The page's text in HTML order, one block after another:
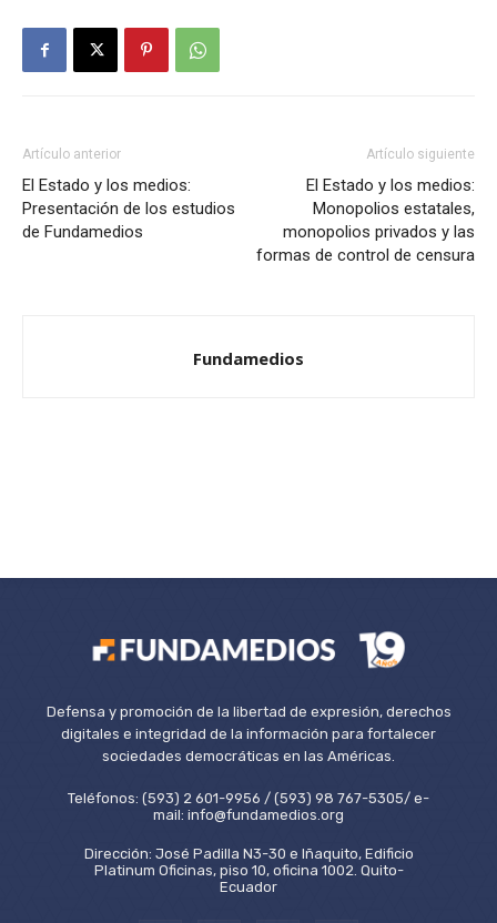
Artículo anterior
El Estado y los medios:
Presentación de los estudios
de Fundamedios
Artículo siguiente
El Estado y los medios:
Monopolios estatales,
monopolios privados y las
formas de control de censura
Fundamedios
Defensa y promoción de la libertad de expresión, derechos
digitales e integridad de la información para fortalecer
sociedades democráticas en las Américas.
Teléfonos: (593) 2 601-9956 / (593) 98 767-5305/ e-
mail: info@fundamedios.org
Dirección: José Padilla N3-30 e Iñaquito, Edificio
Platinum Oficinas, piso 10, oficina 1002. Quito-
Ecuador